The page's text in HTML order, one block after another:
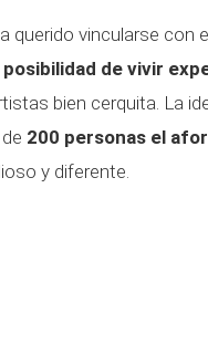
querido vincularse con
de vivir
bien cerquita. La
200 personas el
y diferente.